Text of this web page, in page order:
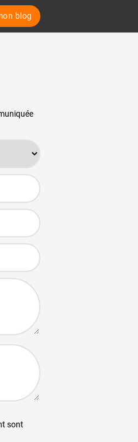
blog
sont